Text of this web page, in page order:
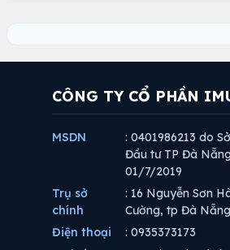
CÔNG TY CỔ PHẦN
MSDN
: 0401986213 do
Đầu tư TP Đà
01/7/2019
Trụ sở
chính
: 16 Nguyễn Sơn
Cường, tp Đà Nẵng
Điện thoại
: 0935373173